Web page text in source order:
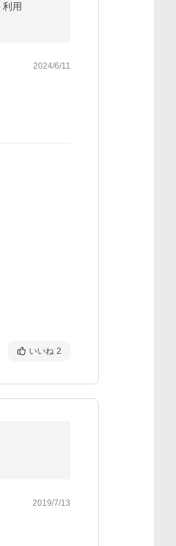
用
2024/6/11
いいね 2
2019/7/13